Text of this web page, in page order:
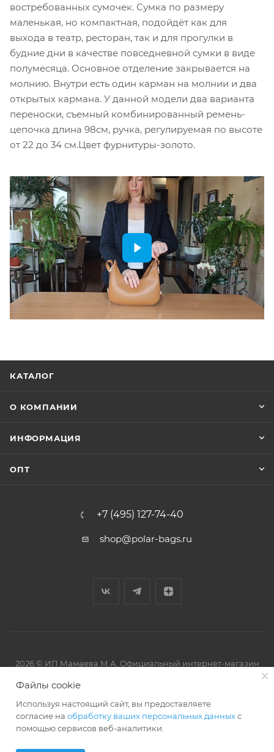
востребованных сумочек. Сумка по размеру
маленькая, но компактная, подойдёт как для
выхода в театр, ресторан, так и для прогулки в
будние дни в качестве повседневной сумки в виде
полумесяца. Основное отделение закрывается на
молнию. Внутри есть один карман на молнии и два
открытых кармана. У данной модели два варианта
переноски, съемный комбинированный ремень-
цепочка длина 98см, ручка, регулируемая по высоте
от 22 до 34 см.Цвет фурнитуры-золото.
КАТАЛОГ
О КОМПАНИИ
ИНФОРМАЦИЯ
ОПТ
+7 (495) 127-74-40
shop@polar-bags.ru
2026 © ИП Мамаева М.А. Официальный интернет-магазин
Файлы cookie
Используя настоящий сайт, вы предоставляете
согласие на обработку ваших персональных данныхс
помощью сервисов веб-аналитики.